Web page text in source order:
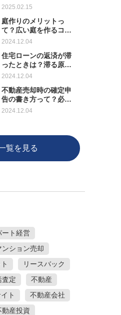
て！事例と対処法を解
2025.02.15
庭作りのメリットっ
て？広い庭を作るコス
トと有効活用する方法
2024.12.04
住宅ローンの返済が滞
ったときは？滞る原因
と対処法を詳しく解説
2024.12.04
不動産売却時の確定申
告の書き方って？必要
書類の説明とあわせて
2024.12.04
覧を見る
ート経営
ンション売却
リースバック
査定
不動産
ト
不動産会社
動産投資